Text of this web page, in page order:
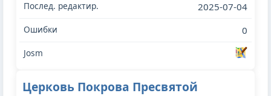
2025-07-04
0
Церковь Покрова Пресвятой